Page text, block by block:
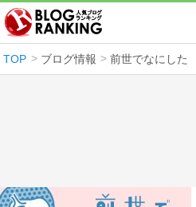
TOP ブログ情報 前世でなにした